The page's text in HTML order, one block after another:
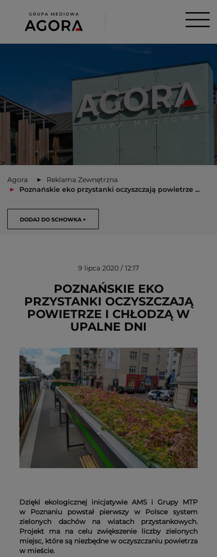
Agora
Reklama Zewnętrzna
Poznańskie eko przystanki oczyszczają powietrze ...
DODAJ DO SCHOWKA +
USUŃ ZE SCHOWKA
9 lipca 2020 / 12:17
POZNAŃSKIE EKO
PRZYSTANKI OCZYSZCZAJĄ
POWIETRZE I CHŁODZĄ W
UPALNE DNI
Dzięki ekologicznej inicjatywie AMS i Grupy MTP
w Poznaniu powstał pierwszy w Polsce system
zielonych dachów na wiatach przystankowych.
Projekt ma na celu zwiększenie liczby zielonych
miejsc, które są niezbędne w oczyszczaniu powietrza
w mieście.